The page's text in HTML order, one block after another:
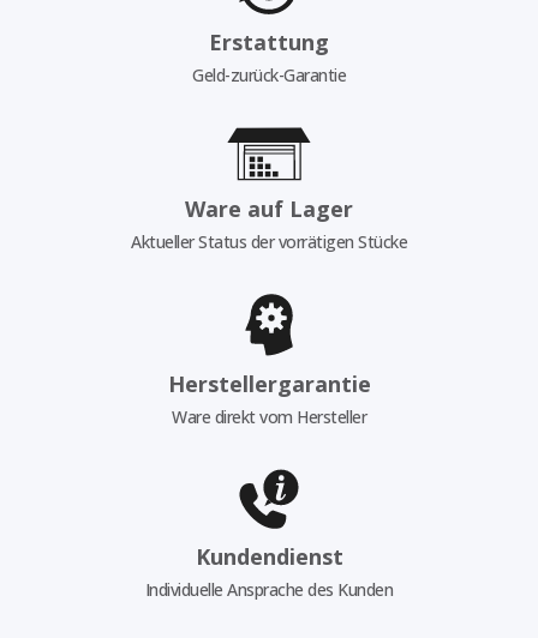
Erstattung
Geld-zurück-Garantie
Ware auf Lager
Aktueller Status der vorrätigen Stücke
Herstellergarantie
Ware direkt vom Hersteller
Kundendienst
Individuelle Ansprache des Kunden